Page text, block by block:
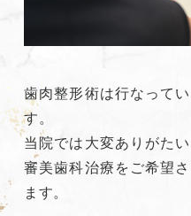
歯肉整形術は行なって
す。
当院では大変ありがた
審美歯科治療をご希望
ます。